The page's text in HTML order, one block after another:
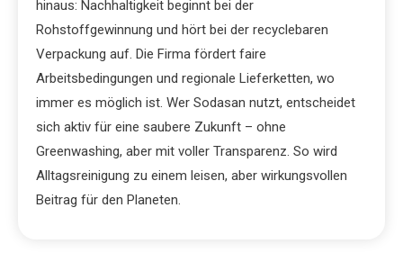
hinaus: Nachhaltigkeit beginnt bei der
Rohstoffgewinnung und hört bei der recyclebaren
Verpackung auf. Die Firma fördert faire
Arbeitsbedingungen und regionale Lieferketten, wo
immer es möglich ist. Wer Sodasan nutzt, entscheidet
sich aktiv für eine saubere Zukunft – ohne
Greenwashing, aber mit voller Transparenz. So wird
Alltagsreinigung zu einem leisen, aber wirkungsvollen
Beitrag für den Planeten.